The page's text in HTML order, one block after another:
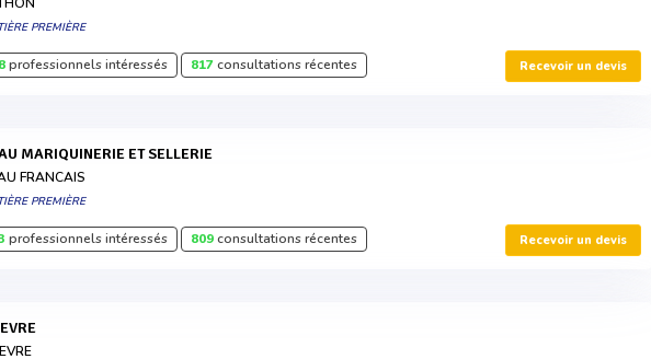
PREMIÈRE
professionnels intéressés 817consultations récentes Recevoir un devis
MARIQUINERIE ET SELLERIE
FRANCAIS
PREMIÈRE
professionnels intéressés 809consultations récentes Recevoir un devis